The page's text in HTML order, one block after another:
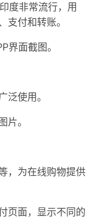
度非常流行，用
支付和转账。
面截图。
泛使用。
。
，为在线购物提供
页面，显示不同的